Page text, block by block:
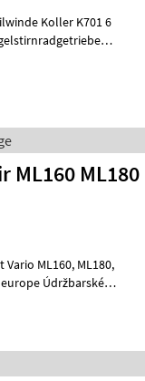
Koller K701 6
ML160 ML180